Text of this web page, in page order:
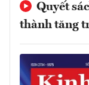
Quyết
thành tăng